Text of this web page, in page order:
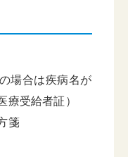
場合は疾病名が
療受給者証）
箋